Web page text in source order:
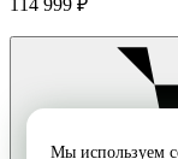
114 999 ₽
Мы используем